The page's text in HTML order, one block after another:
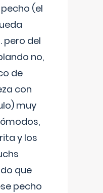
(el
pero del
no,
de
con
muy
y los
que
pecho